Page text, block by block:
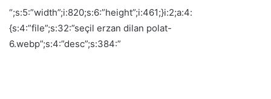
“;s:5:”width”;i:820;s:6:”height”;i:461;}i:2;a:4:
{s:4:”file”;s:32:”seçil erzan dilan polat-
6.webp”;s:4:”desc”;s:384:”